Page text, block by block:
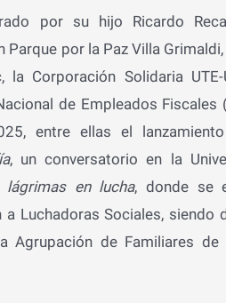
por su hijo Ricardo
por la Paz Villa Grimaldi,
Corporación Solidaria UTE-
de Empleados Fiscales
entre ellas el
, un conversatorio en la
lágrimas en lucha, donde se
a Luchadoras Sociales, siendo
Agrupación de Familiares de